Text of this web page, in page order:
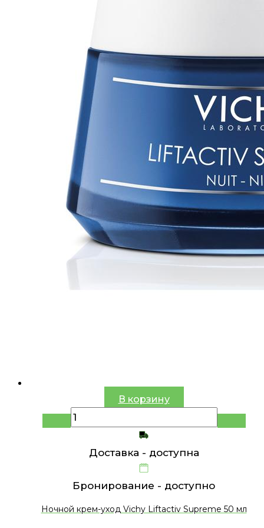
В корзину
Доставка - доступна
Бронирование - доступно
Ночной крем-уход Vichy Liftactiv Supreme 50 мл